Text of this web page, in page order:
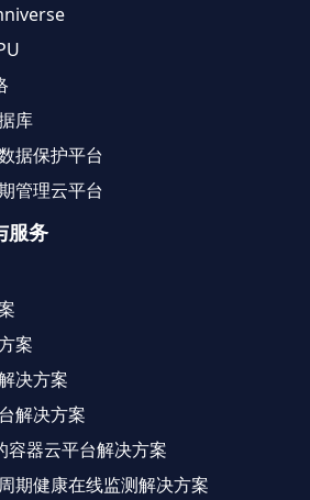
库
据保护平台
管理云平台
服务
案
决方案
解决方案
容器云平台解决方案
期健康在线监测解决方案